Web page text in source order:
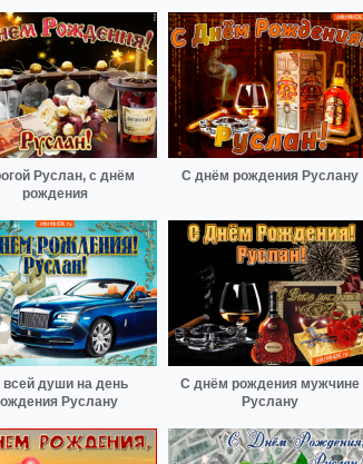
Руслан, с днём
рождения
С днём рождения Руслану
всей души на день
Руслану
С днём рождения мужчине
Руслану